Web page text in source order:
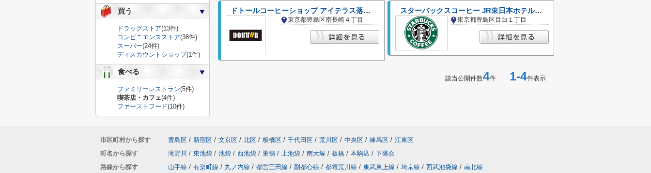
ドトールコーヒーショップ アイテラス落合南長崎店
東京都豊島区南長崎４丁目
スターバックスコーヒー JR東日本ホテルメッツ 目白店
東京都豊島区目白１丁目
該当公開件数4件 1-4件表示
買う
ドラッグストア(13件)
コンビニエンスストア(38件)
スーパー(24件)
ディスカウントショップ(1件)
食べる
ファミリーレストラン(5件)
喫茶店・カフェ(4件)
ファーストフード(10件)
市区町村から探す 豊島区 / 新宿区 / 文京区 / 北区 / 板橋区 / 千代田区 / 荒川区 / 中央区 / 練馬区 / 江東区
町名から探す
滝野川 / 東池袋 / 池袋 / 西池袋 / 巣鴨 / 上池袋 / 南大塚 / 板橋 / 本駒込 / 下落合
路線から探す
山手線 / 有楽町線 / 丸ノ内線 / 都営三田線 / 副都心線 / 都電荒川線 / 東武東上線 / 埼京線 / 西武池袋線 / 南北線